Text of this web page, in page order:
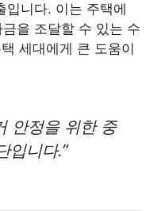
입니다. 이는 주택에
을 조달할 수 있는 수
세대에게 큰 도움이
안정을 위한 중
입니다.”